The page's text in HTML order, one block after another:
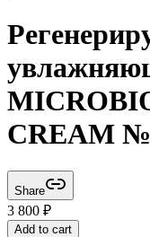
CREAM
Share
3 800 ₽
Add to cart